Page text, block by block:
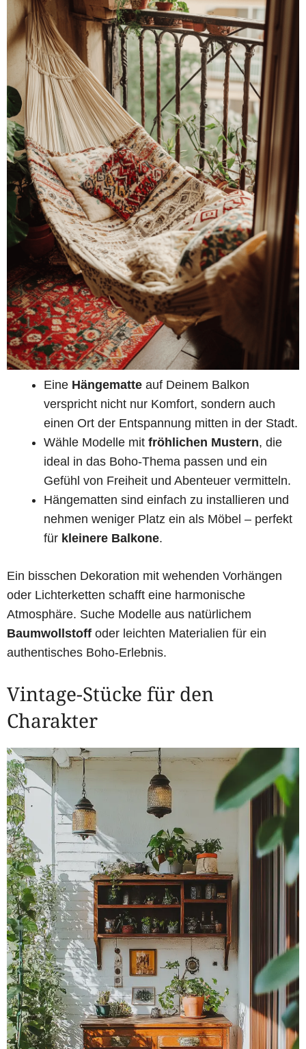
Eine Hängematte auf Deinem Balkon
verspricht nicht nur Komfort, sondern auch
einen Ort der Entspannung mitten in der Stadt.
Wähle Modelle mit fröhlichen Mustern, die
ideal in das Boho-Thema passen und ein
Gefühl von Freiheit und Abenteuer vermitteln.
Hängematten sind einfach zu installieren und
nehmen weniger Platz ein als Möbel – perfekt
für kleinere Balkone.
Ein bisschen Dekoration mit wehenden Vorhängen
oder Lichterketten schafft eine harmonische
Atmosphäre. Suche Modelle aus natürlichem
Baumwollstoff oder leichten Materialien für ein
authentisches Boho-Erlebnis.
Vintage-Stücke für den
Charakter